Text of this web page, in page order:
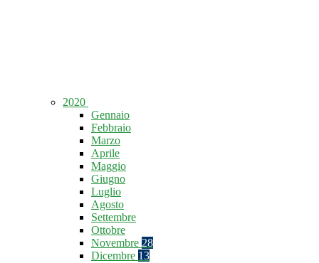
2020
Gennaio
Febbraio
Marzo
Aprile
Maggio
Giugno
Luglio
Agosto
Settembre
Ottobre
Novembre 28
Dicembre 13